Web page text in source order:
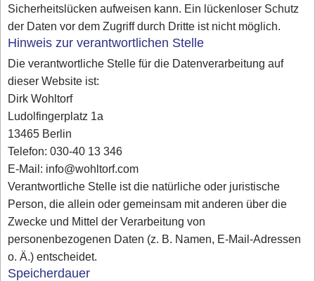
Sicherheitslücken aufweisen kann. Ein lückenloser Schutz
der Daten vor dem Zugriff durch Dritte ist nicht möglich.
Hinweis zur verantwortlichen Stelle
Die verantwortliche Stelle für die Datenverarbeitung auf
dieser Website ist:
Dirk Wohltorf
Ludolfingerplatz 1a
13465 Berlin
Telefon: 030-40 13 346
E-Mail: info@wohltorf.com
Verantwortliche Stelle ist die natürliche oder juristische
Person, die allein oder gemeinsam mit anderen über die
Zwecke und Mittel der Verarbeitung von
personenbezogenen Daten (z. B. Namen, E-Mail-Adressen
o. Ä.) entscheidet.
Speicherdauer